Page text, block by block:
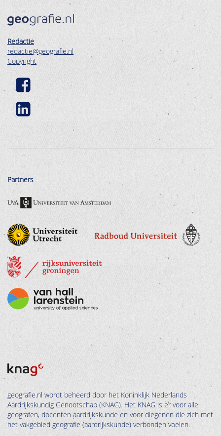
Redactie
redactie@geografie.nl
Copyright
Partners
geografie.nl wordt beheerd door het Koninklijk Nederlands
Aardrijkskundig Genootschap (KNAG). Het KNAG is er voor alle
geografen, docenten aardrijkskunde en voor diegenen die zich met
het vakgebied geografie (aardrijkskunde) verbonden voelen.